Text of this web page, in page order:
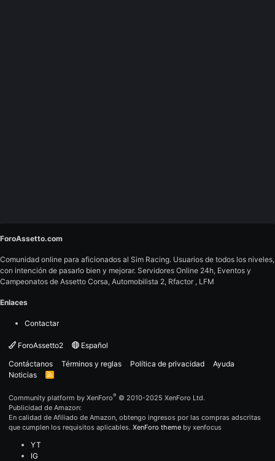
ForoAssetto.com
Comunidad online para aficionados al Sim Racing. Usuarios de todos los niveles,
con intención de pasarlo bien y mejorar. Servidores Online 24h, Eventos y
Campeonatos de Assetto Corsa, Automobilista 2, Rfactor , LFM
Enlaces
Contactar
ForoAssetto2
Español
Contáctanos
Términos y reglas Política de privacidad
Ayuda
Noticias
R
Community platform by XenForo® © 2010-2025 XenForo Ltd.
Publicidad de Amazon:
En calidad de Afiliado de Amazon, obtengo ingresos por las compras adscritas
que cumplen los requisitos aplicables. XenForo theme by xenfocus
YT
IG